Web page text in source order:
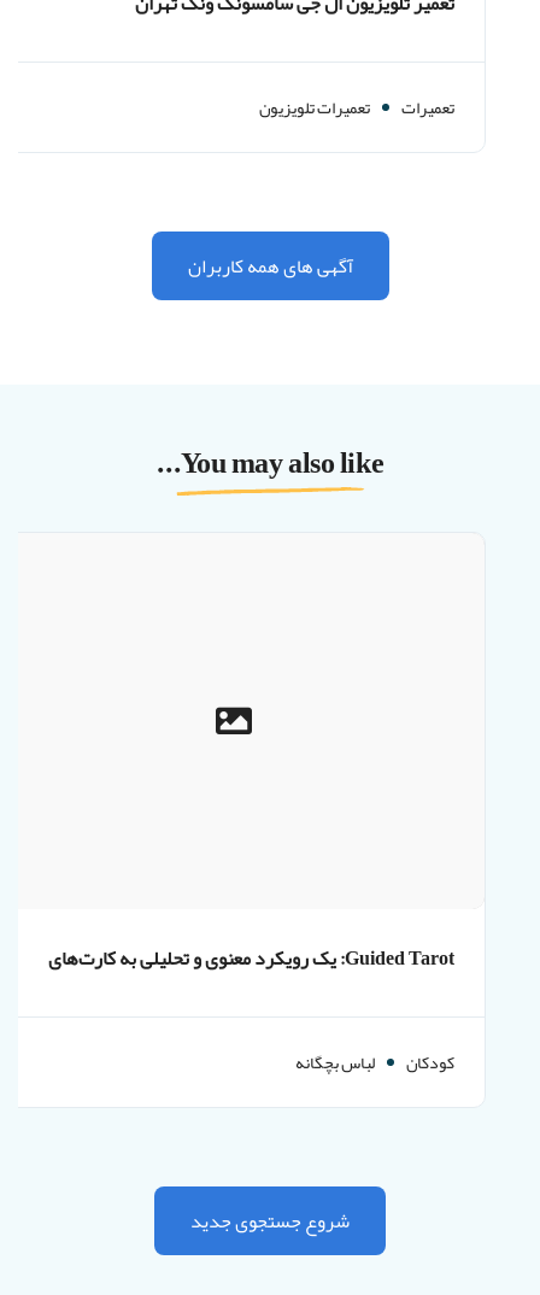
تعمیرات تعمیرات تلویزیون
آگهی های همه کاربران
You may also like...
Guided Tarot: یک رویکرد معنوی و تحلیلی به کارت‌های
کودکان لباس بچگانه
شروع جستجوی جدید